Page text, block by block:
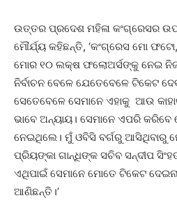
ଉତ୍ତର ପ୍ରଦେଶ ମହିଳା କଂଗ୍ରେସର
ମୌର୍ଯ୍ୟ କହିଛନ୍ତି, ‘କଂଗ୍ରେସ ମୋ
ମୋର ୧୦ ଲକ୍ଷ ଫଲୋଅର୍ସଙ୍କୁ ନେଇ
ନିର୍ବାଚନ ବେଳେ ଯେତେବେଳେ ଟିକେଟ
ସେତେବେଳେ ସେମାନେ ଏହାକୁ ଆଉ
ଭାବେ ଅନ୍ୟାୟ। ସେମାନେ ଏପରି
ନେଇଥିଲେ। ମୁଁ ଓବିସି ବର୍ଗରୁ ଆସିଥିବାରୁ
ପ୍ରିୟଙ୍କା ଗାନ୍ଧିଙ୍କ ସଚିବ ସନ୍ଦୀପ
ଏଥିପାଇଁ ସେମାନେ ମୋତେ ଟିକେଟ
ଆଣିଛନ୍ତି।’